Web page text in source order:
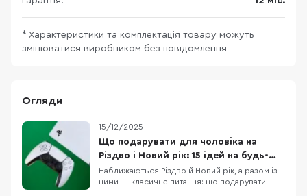
* Характеристики та комплектація товару можуть
змінюватися виробником без повідомлення
Огляди
15/12/2025
Що подарувати для чоловіка на
Різдво і Новий рік: 15 ідей на будь-
який бюджет
Наближаються Різдво й Новий рік, а разом із
ними — класичне питання: що подарувати